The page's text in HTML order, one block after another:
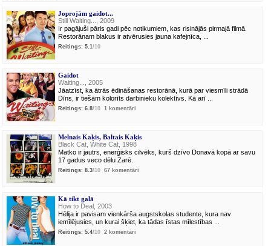
Joprojām gaidot...
Still Waiting..., 2009
Ir pagājuši pāris gadi pēc notikumiem, kas risinājās pirmajā filmā.
Restorānam blakus ir atvērusies jauna kafejnīca, ...
Reitings: 5.1/10
Gaidot
Waiting..., 2005
Jāatzīst, ka ātrās ēdināšanas restorānā, kurā par viesmīli strādā
Dīns, ir tiešām kolorīts darbinieku kolektīvs. Kā arī ...
Reitings: 6.8/10 1 komentāri
Melnais Kaķis, Baltais Kaķis
Black Cat, White Cat, 1998
Matko ir jautrs, enerģisks cilvēks, kurš dzīvo Donavā kopā ar savu
17 gadus veco dēlu Zarē.
Reitings: 8.3/10 67 komentāri
Kā tikt galā
How to Deal, 2003
Hēlija ir pavisam vienkārša augstskolas studente, kura nav
iemīlējusies, un kurai šķiet, ka tādas īstas mīlestības ...
Reitings: 5.4/10 2 komentāri